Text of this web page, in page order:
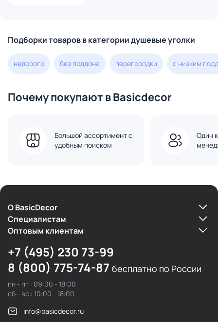
Подборки товаров в категории душевые уголки
недорого без поддона перегородки с низким
Почему покупают в Basicdecor
Большой ассортимент с
удобным поиском
Один
О BasicDecor
Cпециалистам
Оптовым клиентам
+7 (495) 230 73-99
8 (800) 775-74-87 бесплатно по России
пн - пт : 09:00 - 18:00
сб - вс : 10:00 - 18:00
info@basicdecor.ru